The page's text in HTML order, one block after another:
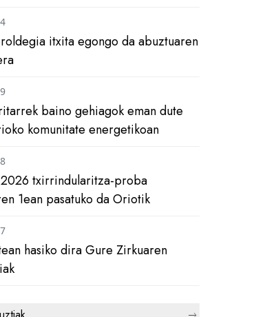
itxita egongo da abuztuaren
baino gehiagok eman dute
komunitate energetikoan
2026 txirrindularitza-proba
1ean pasatuko da Oriotik
hasiko dira Gure Zirkuaren